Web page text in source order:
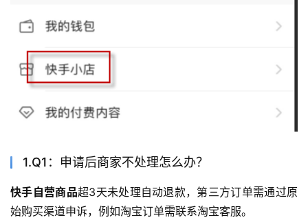
1.Q1：申请后商家不处理怎么办？
快手自营商品超3天未处理自动退款，第三方订单需通过原
始购买渠道申诉，例如淘宝订单需联系淘宝客服。